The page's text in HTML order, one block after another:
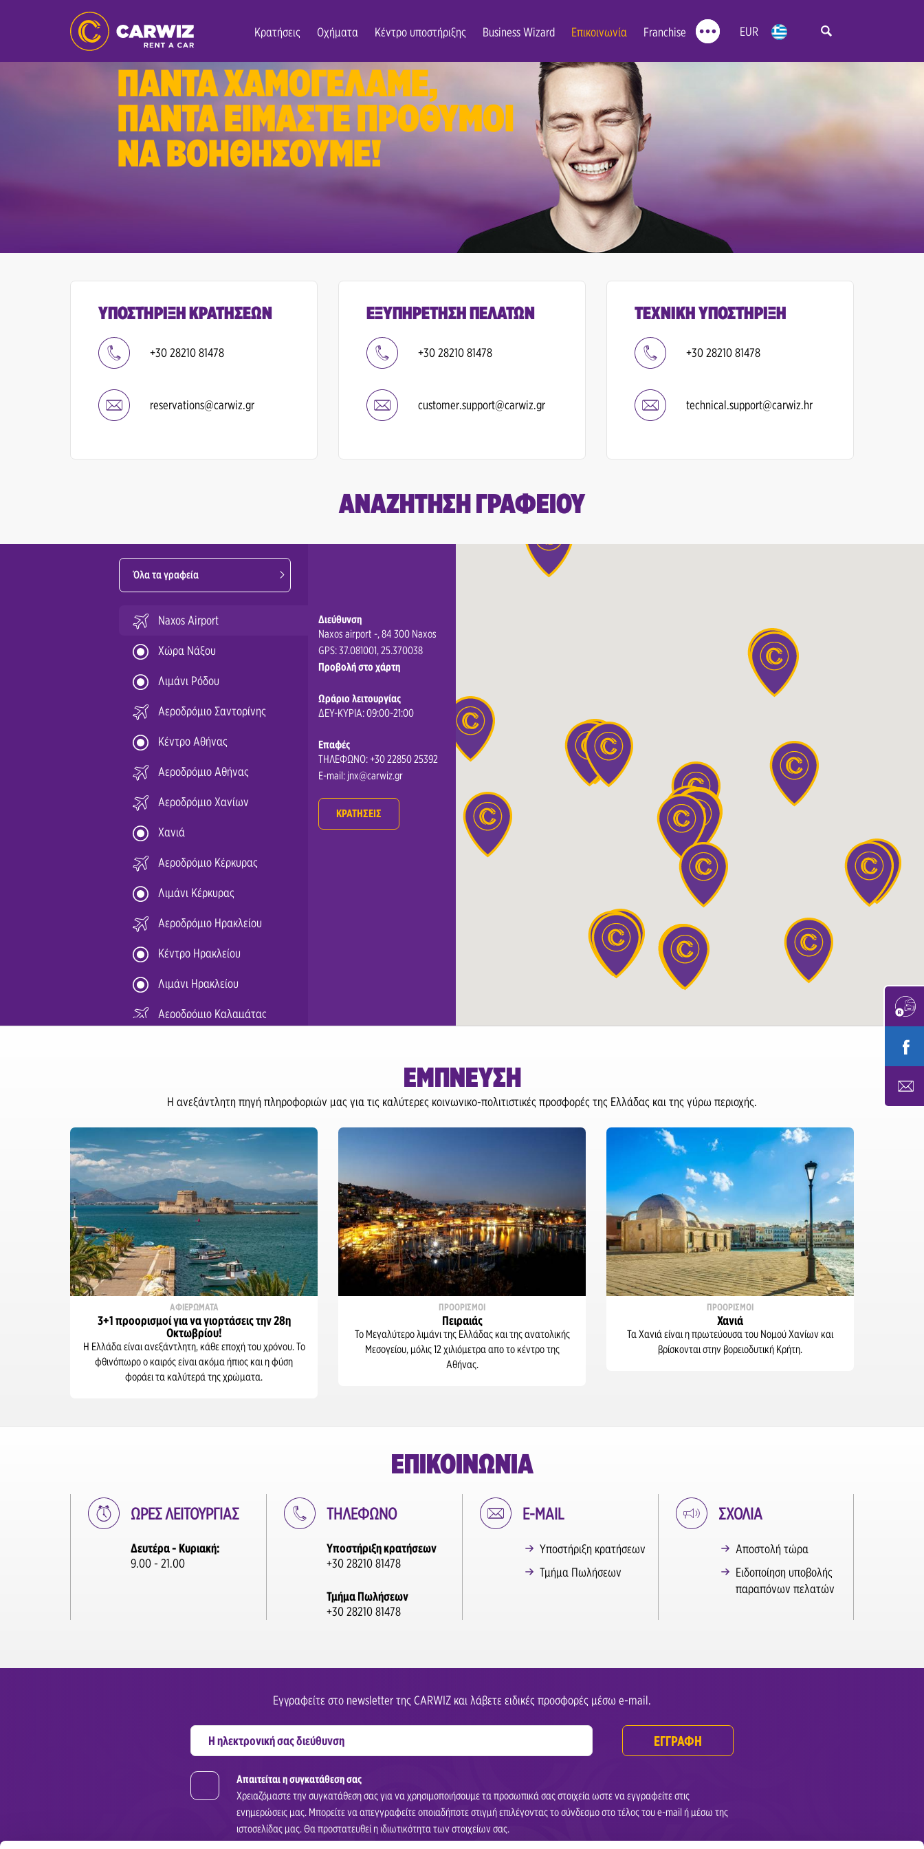
Κρατήσεις Οχήματα Κέντρο υποστήριξης Business Wizard Επικοινωνία Franchise EUR
ΒΙΩΣΤΕ ΤΗΝ ΕΜΠΕΙΡΙΑ Ν4
ΠΑΝΤΑ ΧΑΜΟΓΕΛΑΜΕ,
ΠΑΝΤΑ ΕΙΜΑΣΤΕ ΠΡΟΘΥΜΟΙ
ΝΑ ΒΟΗΘΗΣΟΥΜΕ!
ΥΠΟΣΤΉΡΙΞΗ ΚΡΑΤΉΣΕΩΝ
+30 28210 81478
reservations@carwiz.gr
ΕΞΥΠΗΡΕΤΗΣΗ ΠΕΛΑΤΩΝ
+30 28210 81478
customer.support@carwiz.gr
ΤΕΧΝΙΚΉ ΥΠΟΣΤΉΡΙΞΗ
+30 28210 81478
technical.support@carwiz.hr
ΑΝΑΖΉΤΗΣΗ ΓΡΑΦΕΊΟΥ
Όλα τα γραφεία
Naxos Airport
Χώρα Νάξου
Λιμάνι Ρόδου
Αεροδρόμιο Σαντορίνης
Κέντρο Αθήνας
Αεροδρόμιο Αθήνας
Αεροδρόμιο Χανίων
Χανιά
Αεροδρόμιο Κέρκυρας
Λιμάνι Κέρκυρας
Αεροδρόμιο Ηρακλείου
Κέντρο Ηρακλείου
Λιμάνι Ηρακλείου
Αεροδρόμιο Καλαμάτας
Αεροδρόμιο Μυτιλήνης
Μυτιλήνη
Αεροδρόμιο Μυκόνου
Λιμάνι Λευκάδας
Κέντρο Πάτρας
Αεροδρόμιο Πάρου
Πειραιάς
Πάρος
Αεροδρόμιο Ρόδου
Αεροδρόμιο Σάμου
Διεύθυνση
Naxos airport -, 84 300 Naxos
GPS: 37.081001, 25.370038
Προβολή στο χάρτη
Ωράριο λειτουργίας
ΔΕΥ-ΚΥΡΙΑ: 09:00-21:00
Επαφές
ΤΗΛΕΦΩΝΟ: +30 22850 25392
E-mail: jnx@carwiz.gr
ΚΡΑΤΗΣΕΙΣ
ΕΜΠΝΕΥΣΗ
Η ανεξάντλητη πηγή πληροφοριών μας για τις καλύτερες κοινωνικο-πολιτιστικές προσφορές της Ελλάδας και της γύρω περιοχής.
ΑΦΙΕΡΩΜΑΤΑ
3+1 προορισμοί για να γιορτάσεις την 28η
Οκτωβρίου!
Η Ελλάδα είναι ανεξάντλητη, κάθε εποχή του χρόνου. Το
φθινόπωρο ο καιρός είναι ακόμα ήπιος και η φύση
φοράει τα καλύτερά της χρώματα.
ΠΡΟΟΡΙΣΜΟΙ
Πειραιάς
Το Μεγαλύτερο λιμάνι της Ελλάδας και της ανατολικής
Μεσογείου, μόλις 12 χιλιόμετρα απο το κέντρο της
Αθήνας.
ΠΡΟΟΡΙΣΜΟΙ
Χανιά
Τα Χανιά είναι η πρωτεύουσα του Νομού Χανίων και
βρίσκονται στην βορειοδυτική Κρήτη.
ΕΠΙΚΟΙΝΩΝΊΑ
ΩΡΕΣ ΛΕΙΤΟΥΡΓΙΑΣ
Δευτέρα - Κυριακή:
9.00 - 21.00
ΤΗΛΕΦΩΝΟ
Υποστήριξη κρατήσεων
+30 28210 81478
Τμήμα Πωλήσεων
+30 28210 81478
E-MAIL
Υποστήριξη κρατήσεων
Τμήμα Πωλήσεων
ΣΧΟΛΙΑ
Αποστολή τώρα
Ειδοποίηση υποβολής
παραπόνων πελατών
Εγγραφείτε στο newsletter της CARWIZ και λάβετε ειδικές προσφορές μέσω e-mail.
ΕΓΓΡΑΦΗ
Απαιτείται η συγκατάθεση σας
Χρειαζόμαστε την συγκατάθεση σας για να χρησιμοποιήσουμε τα προσωπικά σας στοιχεία ωστε να εγγραφείτε στις
ενημερώσεις μας. Μπορείτε να απεγγραφείτε οποιαδήποτε στιγμή επιλέγοντας το σύνδεσμο στο τέλος του e-mail ή μέσω της
ιστοσελίδας μας. Θα προστατευθεί η ιδιωτικότητα των στοιχείων σας.